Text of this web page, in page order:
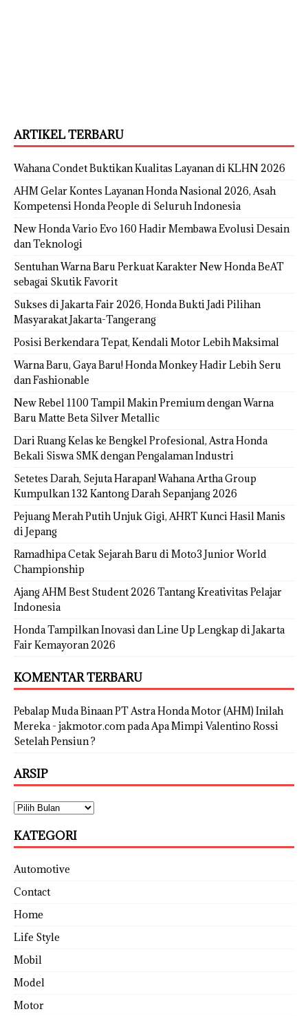
ARTIKEL TERBARU
Wahana Condet Buktikan Kualitas Layanan di KLHN 2026
AHM Gelar Kontes Layanan Honda Nasional 2026, Asah
Kompetensi Honda People di Seluruh Indonesia
New Honda Vario Evo 160 Hadir Membawa Evolusi Desain
dan Teknologi
Sentuhan Warna Baru Perkuat Karakter New Honda BeAT
sebagai Skutik Favorit
Sukses di Jakarta Fair 2026, Honda Bukti Jadi Pilihan
Masyarakat Jakarta-Tangerang
Posisi Berkendara Tepat, Kendali Motor Lebih Maksimal
Warna Baru, Gaya Baru! Honda Monkey Hadir Lebih Seru
dan Fashionable
New Rebel 1100 Tampil Makin Premium dengan Warna
Baru Matte Beta Silver Metallic
Dari Ruang Kelas ke Bengkel Profesional, Astra Honda
Bekali Siswa SMK dengan Pengalaman Industri
Setetes Darah, Sejuta Harapan! Wahana Artha Group
Kumpulkan 132 Kantong Darah Sepanjang 2026
Pejuang Merah Putih Unjuk Gigi, AHRT Kunci Hasil Manis
di Jepang
Ramadhipa Cetak Sejarah Baru di Moto3 Junior World
Championship
Ajang AHM Best Student 2026 Tantang Kreativitas Pelajar
Indonesia
Honda Tampilkan Inovasi dan Line Up Lengkap di Jakarta
Fair Kemayoran 2026
KOMENTAR TERBARU
Pebalap Muda Binaan PT Astra Honda Motor (AHM) Inilah
Mereka - jakmotor.compada Apa Mimpi Valentino Rossi
Setelah Pensiun ?
ARSIP
KATEGORI
Automotive
Contact
Home
Life Style
Mobil
Model
Motor